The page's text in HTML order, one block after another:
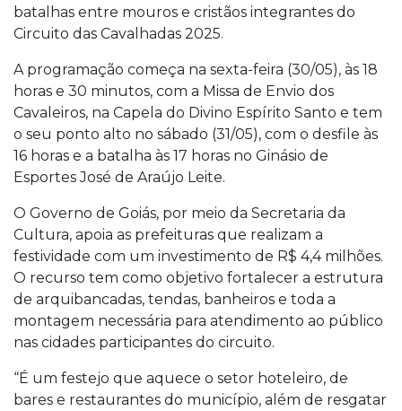
batalhas entre mouros e cristãos integrantes do
Circuito das Cavalhadas 2025.
A programação começa na sexta-feira (30/05), às 18
horas e 30 minutos, com a Missa de Envio dos
Cavaleiros, na Capela do Divino Espírito Santo e tem
o seu ponto alto no sábado (31/05), com o desfile às
16 horas e a batalha às 17 horas no Ginásio de
Esportes José de Araújo Leite.
O Governo de Goiás, por meio da Secretaria da
Cultura, apoia as prefeituras que realizam a
festividade com um investimento de R$ 4,4 milhões.
O recurso tem como objetivo fortalecer a estrutura
de arquibancadas, tendas, banheiros e toda a
montagem necessária para atendimento ao público
nas cidades participantes do circuito.
“É um festejo que aquece o setor hoteleiro, de
bares e restaurantes do município, além de resgatar